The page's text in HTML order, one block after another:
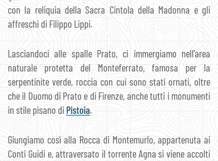
con la reliquia della Sacra Cintola della Madonna e gli
affreschi di Filippo Lippi.
Lasciandoci alle spalle Prato, ci immergiamo nell’area
naturale protetta del Monteferrato, famosa per la
serpentinite verde, roccia con cui sono stati ornati, oltre
che il Duomo di Prato e di Firenze, anche tutti i monumenti
in stile pisano diPistoia.
Giungiamo così alla Rocca di Montemurlo, appartenuta ai
Conti Guidi e, attraversato il torrente Agna si viene accolti